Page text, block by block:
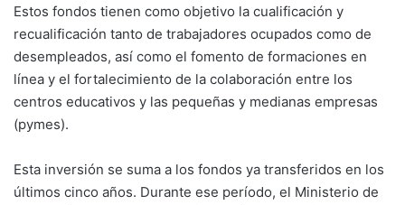
Estos fondos tienen como objetivo la cualificación y
recualificación tanto de trabajadores ocupados como de
desempleados, así como el fomento de formaciones en
línea y el fortalecimiento de la colaboración entre los
centros educativos y las pequeñas y medianas empresas
(pymes).
Esta inversión se suma a los fondos ya transferidos en los
últimos cinco años. Durante ese período, el Ministerio de